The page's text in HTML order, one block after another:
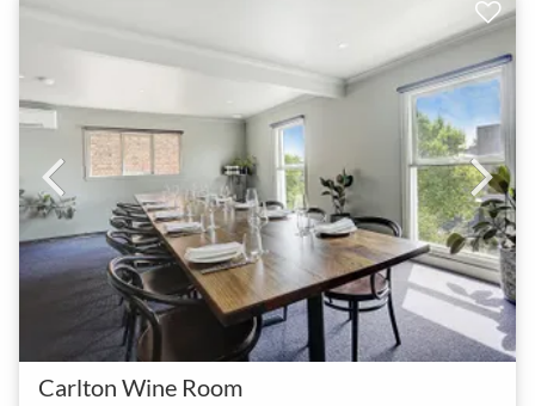
Carlton Wine Room